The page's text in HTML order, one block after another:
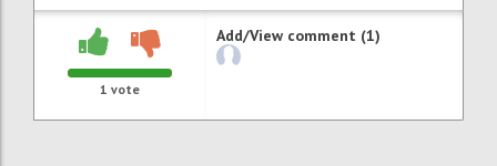
1 vote
Add/View comment (1)